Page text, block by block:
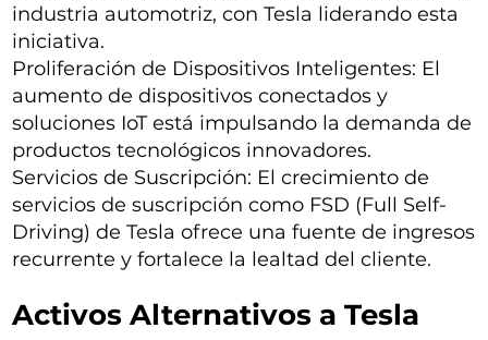
industria automotriz, con Tesla liderando esta
iniciativa.
Proliferación de Dispositivos Inteligentes: El
aumento de dispositivos conectados y
soluciones IoT está impulsando la demanda de
productos tecnológicos innovadores.
Servicios de Suscripción: El crecimiento de
servicios de suscripción como FSD (Full Self-
Driving) de Tesla ofrece una fuente de ingresos
recurrente y fortalece la lealtad del cliente.
Activos Alternativos a Tesla